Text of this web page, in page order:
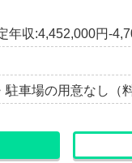
年収:4,452,000円-
駐車場の用意なし（